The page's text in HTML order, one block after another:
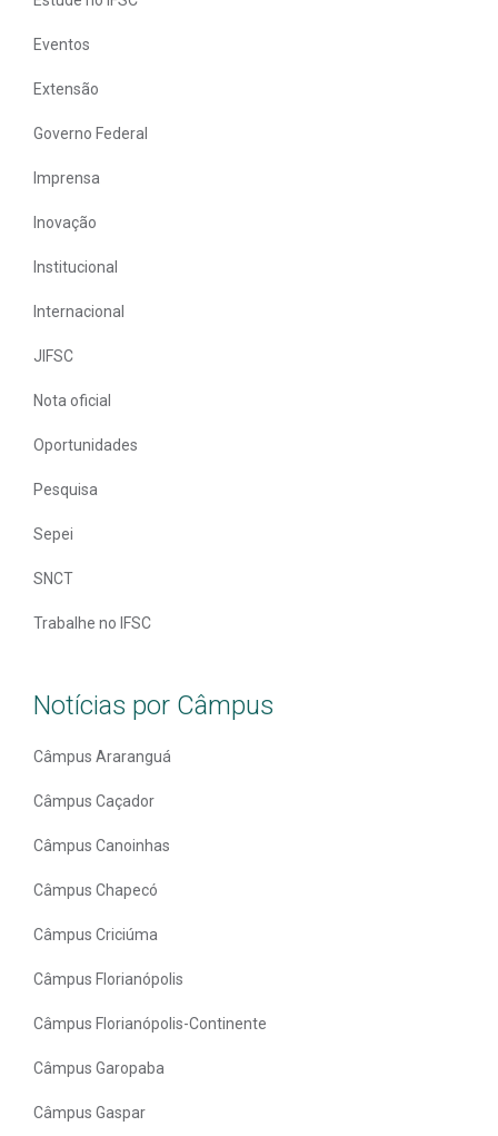
Eventos
Extensão
Governo Federal
Imprensa
Inovação
Institucional
Internacional
JIFSC
Nota oficial
Oportunidades
Pesquisa
Sepei
SNCT
Trabalhe no IFSC
Notícias por Câmpus
Câmpus Araranguá
Câmpus Caçador
Câmpus Canoinhas
Câmpus Chapecó
Câmpus Criciúma
Câmpus Florianópolis
Câmpus Florianópolis-Continente
Câmpus Garopaba
Câmpus Gaspar